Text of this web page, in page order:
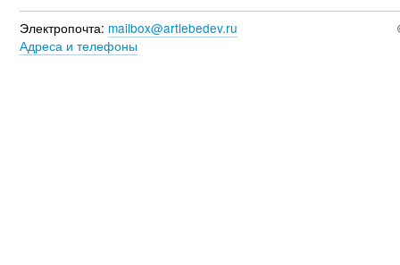
Электропочта: mailbox@artlebedev.ru
Адреса и телефоны